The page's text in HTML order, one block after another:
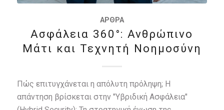
ΆΡΘΡΑ
Ασφάλεια 360°: Ανθρώπινο
Μάτι και Τεχνητή Νοημοσύνη
Πώς επιτυγχάνεται η απόλυτη πρόληψη; Η
απάντηση βρίσκεται στην "Υβριδική Ασφάλεια"